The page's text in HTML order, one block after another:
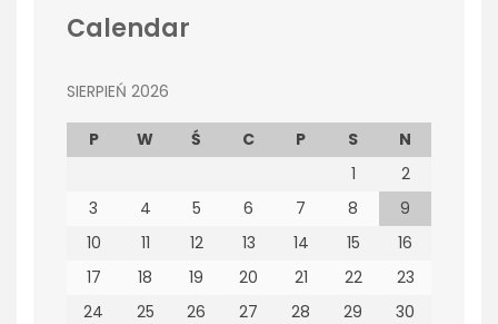
Calendar
SIERPIEŃ 2026
P W Ś C P S
N
1
2
3
4 5 6 7 8
9
10
11 12 13 14 15
16
17
18 19 20 21 22
23
24
25 26 27 28 29
30